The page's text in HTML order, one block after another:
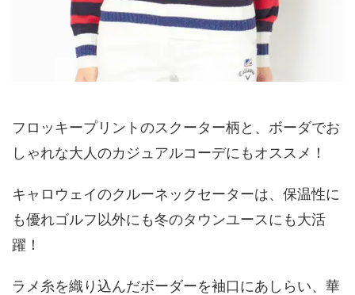
フロッキープリントのスクーター柄と、ボーダでお
しゃれな大人のカジュアルコーデにもオススメ！
キャロウェイのクルーネックセーターは、保温性に
も優れゴルフ以外にも冬のタウンユースにも大活
躍！
ラメ糸を織り込んだボーダーを袖口にあしらい、華